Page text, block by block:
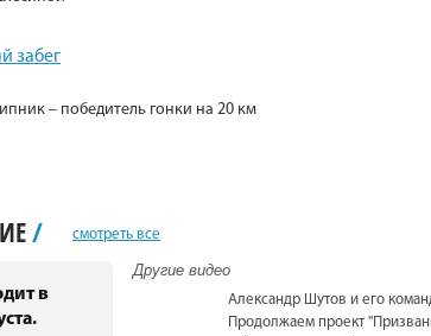
забег
– победитель гонки на 20 км
/ смотреть все
в
Другие видео
Александр Шутов и его
Продолжаем проект